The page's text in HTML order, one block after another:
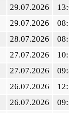
29.07.2026
29.07.2026
28.07.2026
27.07.2026
27.07.2026
26.07.2026
26.07.2026